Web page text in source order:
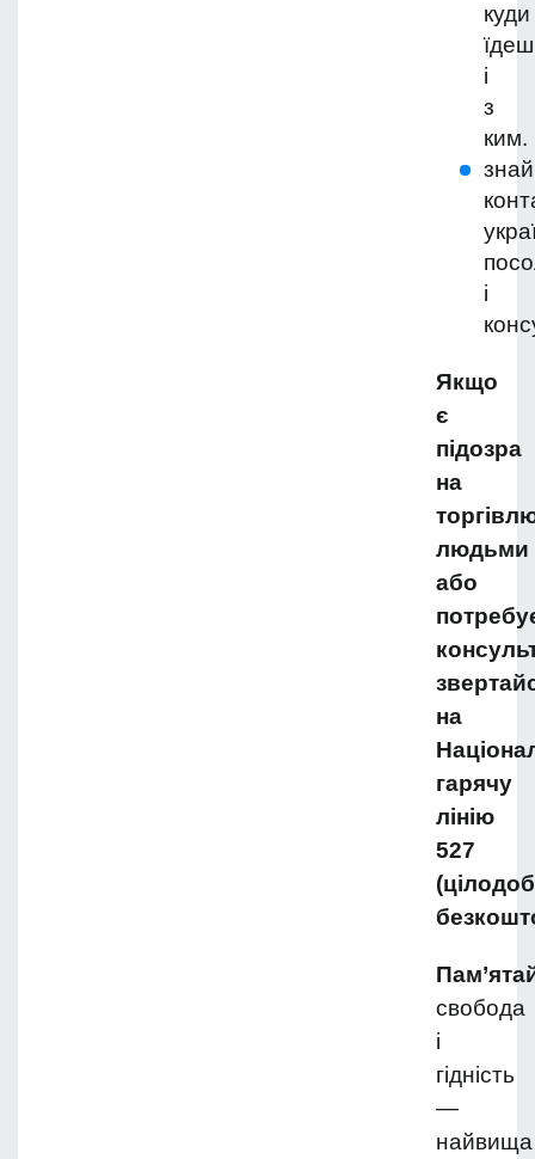
куди
їдеш
і
з
ким.
знай
і
Якщо
є
підозра
на
людьми
або
на
гарячу
лінію
527
свобода
і
гідність
—
найвища